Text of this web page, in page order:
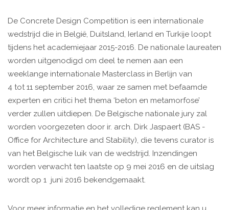
De Concrete Design Competition is een internationale
wedstrijd die in België, Duitsland, Ierland en Turkije loopt
tijdens het academiejaar 2015-2016. De nationale laureaten
worden uitgenodigd om deel te nemen aan een
weeklange internationale Masterclass in Berlijn van
4 tot 11 september 2016, waar ze samen met befaamde
experten en critici het thema ‘beton en metamorfose’
verder zullen uitdiepen. De Belgische nationale jury zal
worden voorgezeten door ir. arch. Dirk Jaspaert (BAS -
Office for Architecture and Stability), die tevens curator is
van het Belgische luik van de wedstrijd. Inzendingen
worden verwacht ten laatste op 9 mei 2016 en de uitslag
wordt op 1 juni 2016 bekendgemaakt.